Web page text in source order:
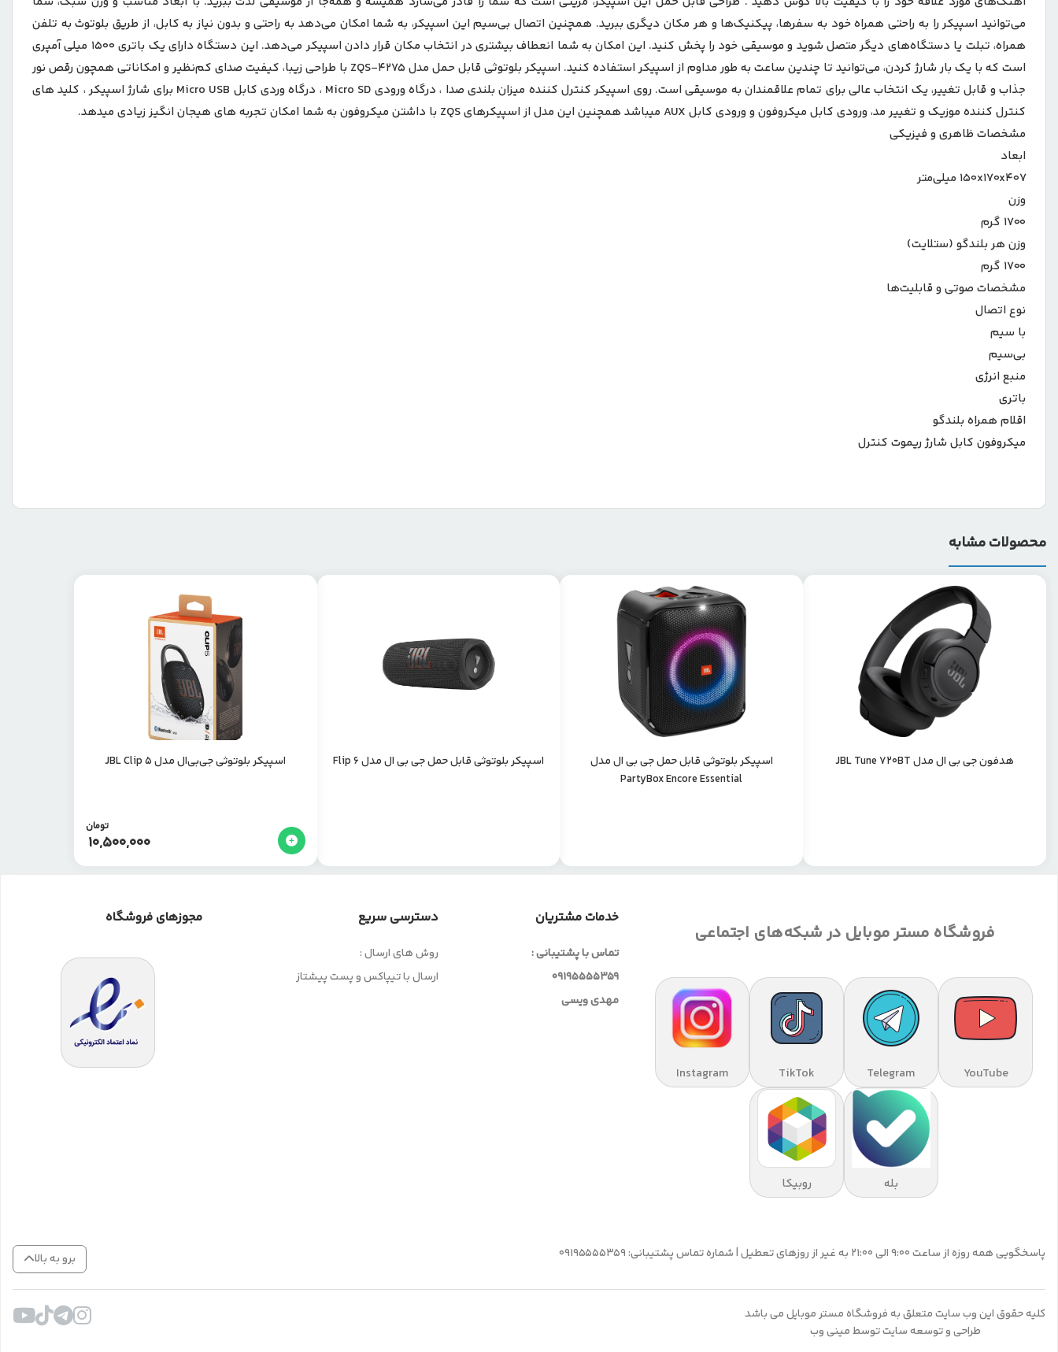
می‌توانید اسپیکر را به راحتی همراه خود به سفرها، پیکنیک‌ها و هر مکان دیگری ببرید. همچنین اتصال بی‌سیم این اسپیکر، به شما امکان می‌دهد به راحتی و بدون نیاز به کابل، از طریق بلوتوث به تلفن
همراه، تبلت یا دستگاه‌های دیگر متصل شوید و موسیقی خود را پخش کنید. این امکان به شما انعطاف بیشتری در انتخاب مکان قرار دادن اسپیکر می‌دهد. این دستگاه دارای یک باتری 1500 میلی آمپری
است که با یک بار شارژ کردن، می‌توانید تا چندین ساعت به طور مداوم از اسپیکر استفاده کنید. اسپیکر بلوتوثی قابل حمل مدل ZQS-4275 با طراحی زیبا، کیفیت صدای کم‌نظیر و امکاناتی همچون رقص نور
جذاب و قابل تغییر، یک انتخاب عالی برای تمام علاقمندان به موسیقی است. روی اسپیکر کنترل کننده میزان بلندی صدا ، درگاه ورودی Micro SD ، درگاه وردی کابل Micro USB برای شارژ اسپیکر ، کلید های
کنترل کننده موزیک و تغییر مد، ورودی کابل میکروفون و ورودی کابل AUX میباشد همچنین این مدل از اسپیکرهای ZQS با داشتن میکروفون به شما امکان تجربه های هیجان انگیز زیادی میدهد.
مشخصات ظاهری و فیزیکی
ابعاد
۱۵۰x۱۷۰x۴۰۷ میلی‌متر
وزن
۱۷۰۰ گرم
وزن هر بلندگو (ستلایت)
۱۷۰۰ گرم
مشخصات صوتی و قابلیت‌ها
نوع اتصال
با سیم
بی‌سیم
منبع انرژی
باتری
اقلام همراه بلندگو
میکروفون کابل شارژ ریموت کنترل
محصولات مشابه
هدفون جی بی ال مدل JBL Tune 720BT
اسپیکر بلوتوثی قابل حمل جی بی ال مدل
PartyBox Encore Essential
اسپیکر بلوتوثی قابل حمل جی بی ال مدل Flip 6 اسپیکر بلوتوثی جی‌بی‌ال مدل JBL Clip 5
10,500,000
تومان
فروشگاه مستر موبایل در شبکه‌های اجتماعی
YouTube
Telegram
TikTok
Instagram
بله روبیکا
خدمات مشتریان
تماس با پشتیبانی :
09195555359
مهدی ویسی
دسترسی سریع
روش های ارسال :
ارسال با تیپاکس و پست پیشتاز
مجوزهای فروشگاه
پاسخگویی همه روزه از ساعت 9:00 الی 21:00 به غیر از روزهای تعطیل | شماره تماس پشتیبانی: 09195555359 برو به بالا
کلیه حقوق این وب سایت متعلق به فروشگاه مستر موبایل می باشد
طراحی و توسعه سایت توسط مینی وب